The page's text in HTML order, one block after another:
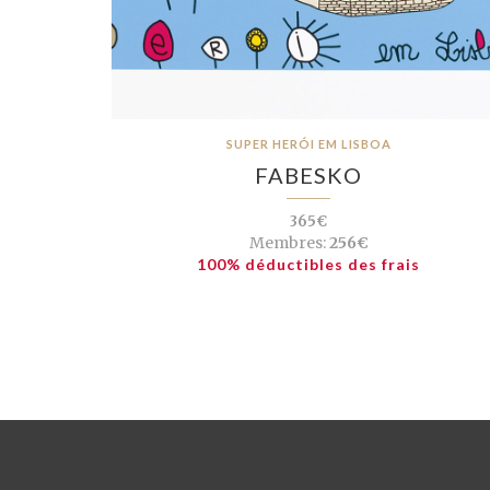
SUPER HERÓI EM LISBOA
FABESKO
365€
Membres:256€
100% déductibles des frais